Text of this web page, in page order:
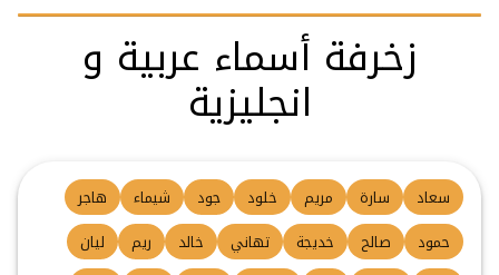
زخرفة أسماء عربية و
انجليزية
سعاد سارة مريم خلود جود شيماء
هاجر
حمود
صالح خديجة تهاني خالد ريم
ليان